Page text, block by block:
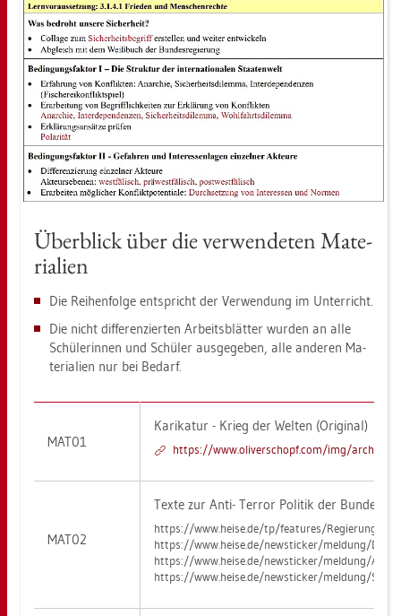
Über­blick über die ver­wen­de­ten Ma­te­
ria­li­en
Die Rei­hen­fol­ge ent­spricht der Ver­wen­dung im Un­ter­richt.
Die nicht dif­fe­ren­zier­ten Ar­beits­blät­ter wur­den an alle
Schü­le­rin­nen und Schü­ler aus­ge­ge­ben, alle an­de­ren Ma­
te­ria­li­en nur bei Be­darf.
MAT01
Ka­ri­ka­tur - Krieg der Wel­ten (Ori­gi­nal)
https://​www.​oli​vers​chop​f.​com/​img/​ar­chi­ve/​
MAT02
Texte zur Anti- Ter­ror Po­li­tik der
https://​www.​heise.​de/​tp/​fea­tures/​Re­gie­rung will
https://​www.​heise.​de/​newsti­cker/​mel­dung/​
https://​www.​heise.​de/​newsti­cker/​mel­dung/​Anti
https://​www.​heise.​de/​newsti­cker/​mel­dung/​SPD